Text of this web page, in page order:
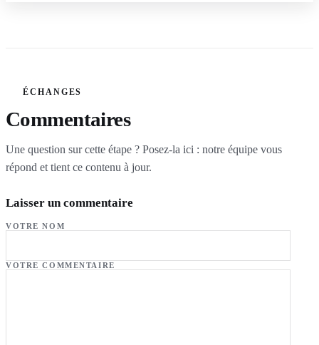
ÉCHANGES
Commentaires
Une question sur cette étape ? Posez-la ici : notre équipe vous
répond et tient ce contenu à jour.
Laisser un commentaire
VOTRE NOM
VOTRE COMMENTAIRE